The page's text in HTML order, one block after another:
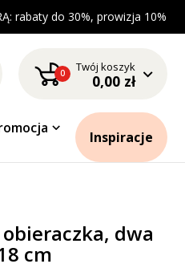
rabaty do 30%, prowizja 10%
0 Twój koszyk
0,00 zł
Inspiracje
18 cm
dwa
cm